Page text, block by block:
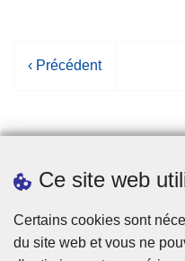
Ce site web
Certains cookies sont
du site web et vous ne
P
e
r
c
é
‹ Précédent